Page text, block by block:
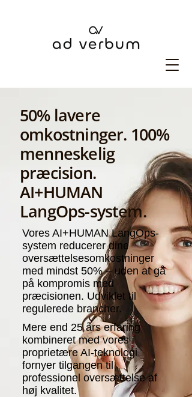
50% lavere
omkostninger. 100%
menneskelig
præcision.
AI+HUMAN
LangOps-system.
Vores AI+HUMAN LangOps-
system reducerer dine
oversættelsesomkostninger
med mindst 50% – uden at gå
på kompromis med
præcisionen. Udviklet til
regulerede brancher.
Mere end 25 års erfaring
kombineret med vores
proprietære AI-teknologi
fornyer tilgangen til
professionel oversættelse af
høj kvalitet.